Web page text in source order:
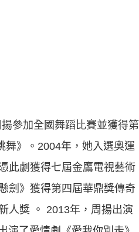
參加全國舞蹈比賽並獲得第
舞》。2004年，她入選奧運
此劇獲得七屆金鷹電視藝術
劍》獲得第四屆華鼎獎傳奇
人獎 。 2013年，周揚出演